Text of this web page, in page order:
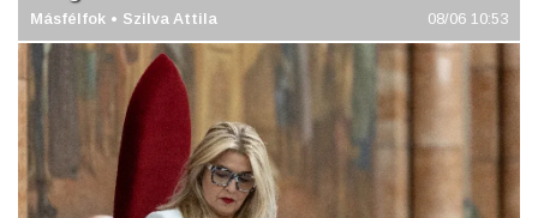
Másfélfok • Szilva Attila 08/06 10:53